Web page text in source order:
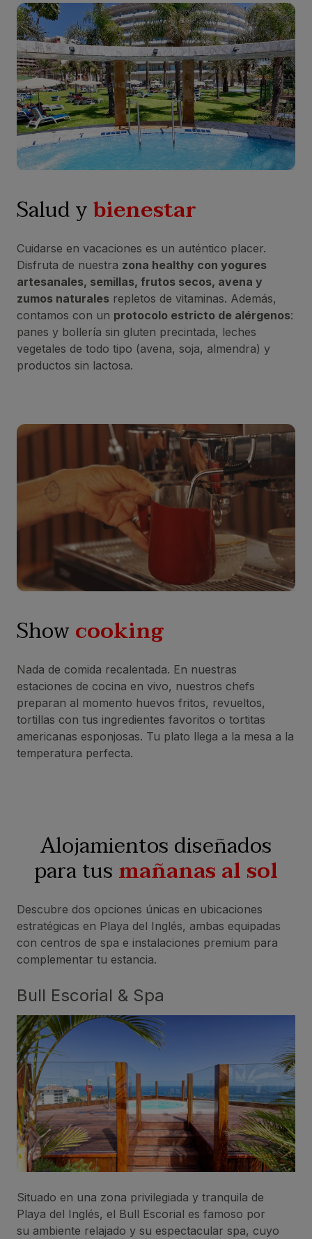
Salud ybienestar
Cuidarse en vacaciones es un auténtico placer.
Disfruta de nuestra zona healthy con yogures
artesanales, semillas, frutos secos, avena y
zumos naturales repletos de vitaminas. Además,
contamos con un protocolo estricto de alérgenos:
panes y bollería sin gluten precintada, leches
vegetales de todo tipo (avena, soja, almendra) y
productos sin lactosa.
Showcooking
Nada de comida recalentada. En nuestras
estaciones de cocina en vivo, nuestros chefs
preparan al momento huevos fritos, revueltos,
tortillas con tus ingredientes favoritos o tortitas
americanas esponjosas. Tu plato llega a la mesa a la
temperatura perfecta.
Alojamientos diseñados
para tusmañanas al sol
Descubre dos opciones únicas en ubicaciones
estratégicas en Playa del Inglés, ambas equipadas
con centros de spa e instalaciones premium para
complementar tu estancia.
Bull Escorial & Spa
Situado en una zona privilegiada y tranquila de
Playa del Inglés, el Bull Escorial es famoso por
su ambiente relajado y su espectacular spa, cuyo